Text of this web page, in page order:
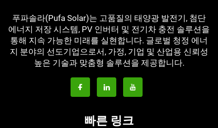
푸파솔라(Pufa Solar)는 고품질의 태양광 발전기, 첨단
에너지 저장 시스템, PV 인버터 및 전기차 충전 솔루션을
통해 지속 가능한 미래를 실현합니다. 글로벌 청정 에너
지 분야의 선도기업으로서, 가정, 기업 및 산업용 신뢰성
높은 기술과 맞춤형 솔루션을 제공합니다.
빠른 링크